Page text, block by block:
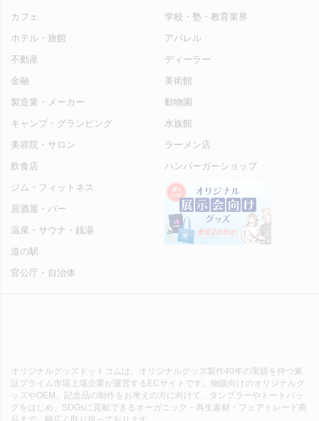
カフェ
ホテル・旅館
不動産
金融
製造業・メーカー
キャンプ・グランピング
美容院・サロン
飲食店
ジム・フィットネス
居酒屋・バー
温泉・サウナ・銭湯
道の駅
官公庁・自治体
学校・塾・教育業界
アパレル
ディーラー
美術館
動物園
水族館
ラーメン店
ハンバーガーショップ
オリジナルグッズドットコムは、オリジナルグッズ製作40年の実績を持つ東
証プライム市場上場企業が運営するECサイトです。物販向けのオリジナルグ
ッズやOEM、記念品の制作をお考えの方に向けて、タンブラーやトートバッ
グをはじめ、SDGsに貢献できるオーガニック・再生素材・フェアトレード商